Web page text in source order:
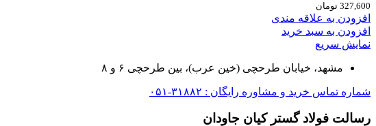
327,600 تومان
افزودن به علاقه مندی
افزودن به سبد خرید
نمایش سریع
مشهد، خیابان طرحچی (خین عرب)، بین طرحچی ۶ و ۸
شماره تماس خرید و مشاوره رایگان : ۳۱۸۸۲-۰۵۱
رسالت فولاد گستر کیان جاودان